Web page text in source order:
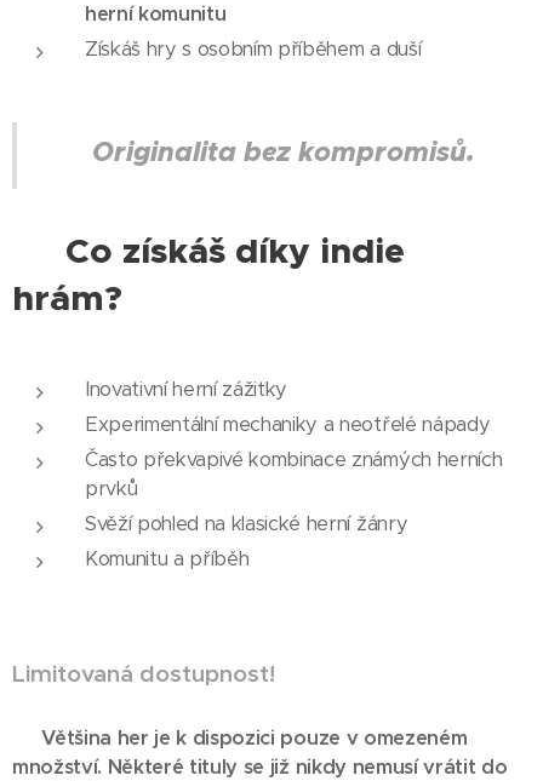
herní komunitu
Získáš hry s osobním příběhem a duší
Originalita bez kompromisů.
💡 Co získáš díky indie
hrám?
Inovativní herní zážitky
Experimentální mechaniky a neotřelé nápady
Často překvapivé kombinace známých herních
prvků
Svěží pohled na klasické herní žánry
Komunitu a příběh
Limitovaná dostupnost!
⚡ Většina her je k dispozici pouze v omezeném
množství. Některé tituly se již nikdy nemusí vrátit do